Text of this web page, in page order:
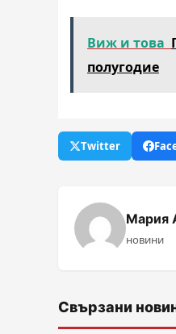
Виж и това
полугодие
Twitter
Мария
новини
Свързани